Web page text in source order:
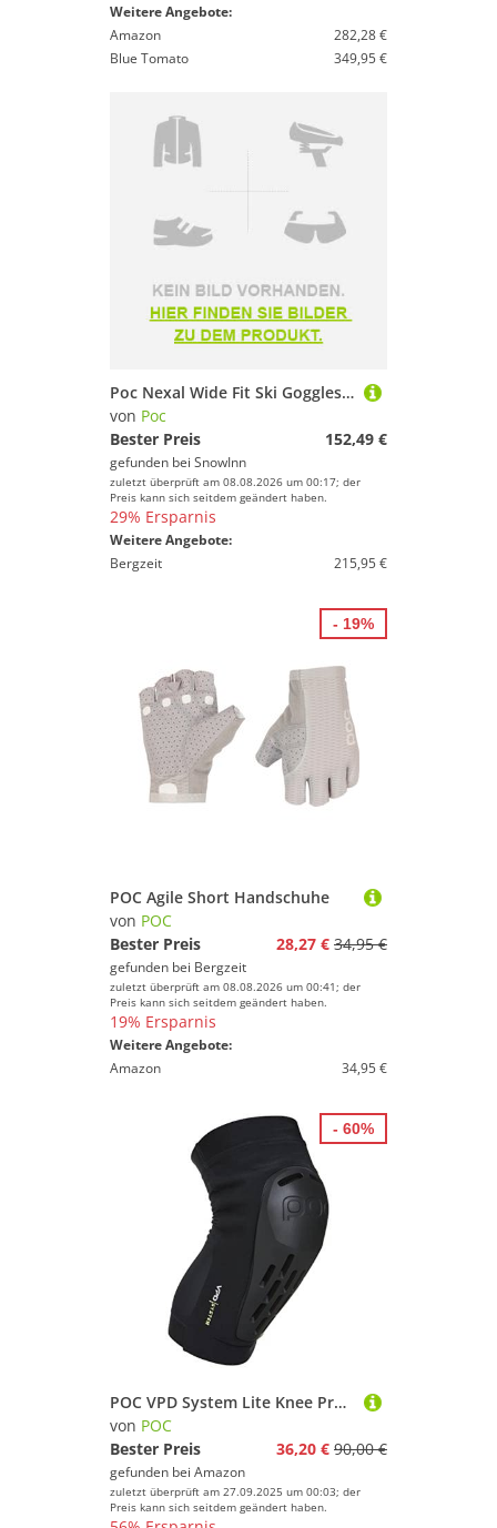
Weitere Angebote:
Amazon
282,28 €
Blue Tomato
349,95 €
Poc Nexal Wide Fit Ski Goggles Grau Partly Sunny Orange/CAT2
von Poc
Bester Preis
152,49 €
gefunden bei SnowInn
zuletzt überprüft am 08.08.2026 um 00:17; der
Preis kann sich seitdem geändert haben.
29% Ersparnis
Weitere Angebote:
Bergzeit
215,95 €
POC Agile Short Handschuhe
von POC
Bester Preis
28,27 € 34,95 €
gefunden bei Bergzeit
zuletzt überprüft am 08.08.2026 um 00:41; der
Preis kann sich seitdem geändert haben.
19% Ersparnis
Weitere Angebote:
Amazon
34,95 €
- 19%
POC VPD System Lite Knee Protektor - 3D-geformter VPD-Schutz und Knieschoner,Uranium Black,S
von POC
Bester Preis
36,20 € 90,00 €
gefunden bei Amazon
zuletzt überprüft am 27.09.2025 um 00:03; der
Preis kann sich seitdem geändert haben.
- 60%